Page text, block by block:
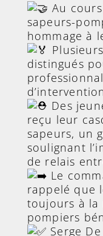
Au
sapeurs-
hommage à
distingués
Des
reçu leur
sapeurs, un
soulignant
de relais
Le
rappelé que
toujours à la
pompiers
Serge